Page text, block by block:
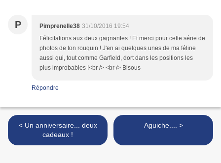
P Pimprenelle38 31/10/2016 19:54
Félicitations aux deux gagnantes ! Et merci pour cette série de
photos de ton rouquin ! J'en ai quelques unes de ma féline
aussi qui, tout comme Garfield, dort dans les positions les
plus improbables !<br /> <br /> Bisous
Répondre
< Un anniversaire... deux
cadeaux !
Aguiche.... >